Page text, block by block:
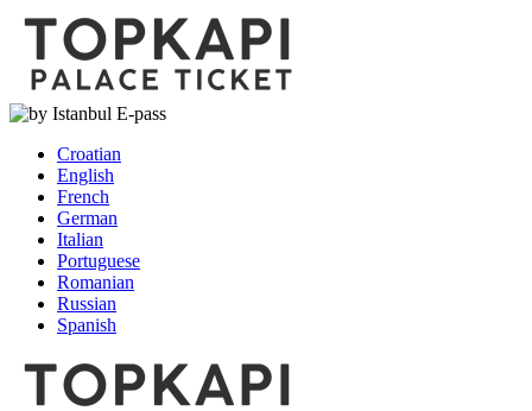
Croatian
English
French
German
Italian
Portuguese
Romanian
Russian
Spanish